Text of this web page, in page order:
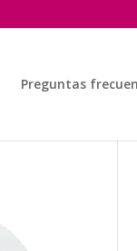
Preguntas